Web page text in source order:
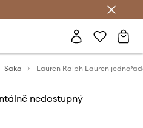
Saka
nedostupný